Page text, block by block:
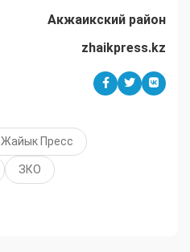
Акжаикский район
zhaikpress.kz
Жайык Пресс
ЗКО